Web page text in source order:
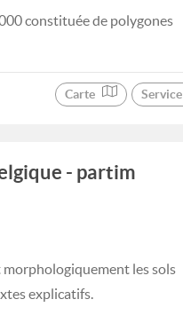
constituée de polygones
Carte Service
- partim
les sols
explicatifs.